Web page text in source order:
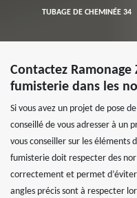
TUBAGE DE CHEMINÉE 34
Contactez
fumisterie dans les
Si vous avez un projet de pose
conseillé de vous adresser à un
vous conseiller sur les éléments
fumisterie doit respecter des
correctement et permet
angles précis sont à respecter